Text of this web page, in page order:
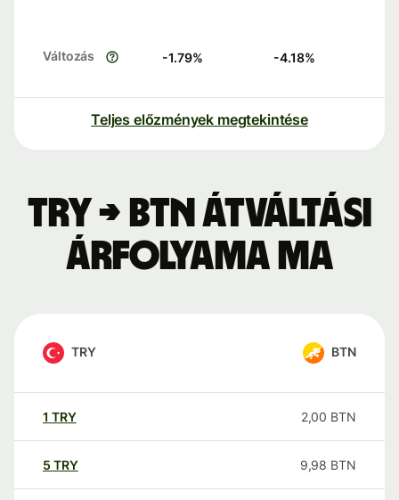
Változás -1.79% -4.18%
Teljes előzmények megtekintése
TRY → BTN átváltási
árfolyama ma
TRY BTN
1 TRY 2,00 BTN
5 TRY 9,98 BTN